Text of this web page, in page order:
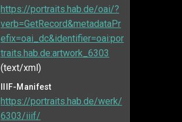
https://portraits.hab.de/oai/?
verb=GetRecord&metadataPr
efix=oai_dc&identifier=oai:por
traits.hab.de:artwork_6303
(text/xml)
IIIF-Manifest
https://portraits.hab.de/werk/
6303/iiif/